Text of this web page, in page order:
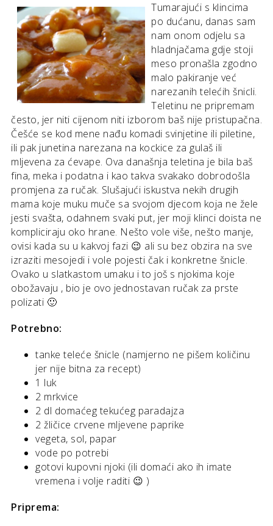
Tumarajući s klincima
po dućanu, danas sam
nam onom odjelu sa
hladnjačama gdje stoji
meso pronašla zgodno
malo pakiranje već
narezanih telećih šnicli.
Teletinu ne pripremam
često, jer niti cijenom niti izborom baš nije pristupačna.
Češće se kod mene nađu komadi svinjetine ili piletine,
ili pak junetina narezana na kockice za gulaš ili
mljevena za ćevape. Ova današnja teletina je bila baš
fina, meka i podatna i kao takva svakako dobrodošla
promjena za ručak. Slušajući iskustva nekih drugih
mama koje muku muče sa svojom djecom koja ne žele
jesti svašta, odahnem svaki put, jer moji klinci doista ne
kompliciraju oko hrane. Nešto vole više, nešto manje,
ovisi kada su u kakvoj fazi 😉 ali su bez obzira na sve
izraziti mesojedi i vole pojesti čak i konkretne šnicle.
Ovako u slatkastom umaku i to još s njokima koje
obožavaju , bio je ovo jednostavan ručak za prste
polizati 🙂
Potrebno:
tanke teleće šnicle (namjerno ne pišem količinu
jer nije bitna za recept)
1 luk
2 mrkvice
2 dl domaćeg tekućeg paradajza
2 žličice crvene mljevene paprike
vegeta, sol, papar
vode po potrebi
gotovi kupovni njoki (ili domaći ako ih imate
vremena i volje raditi 😉 )
Priprema: